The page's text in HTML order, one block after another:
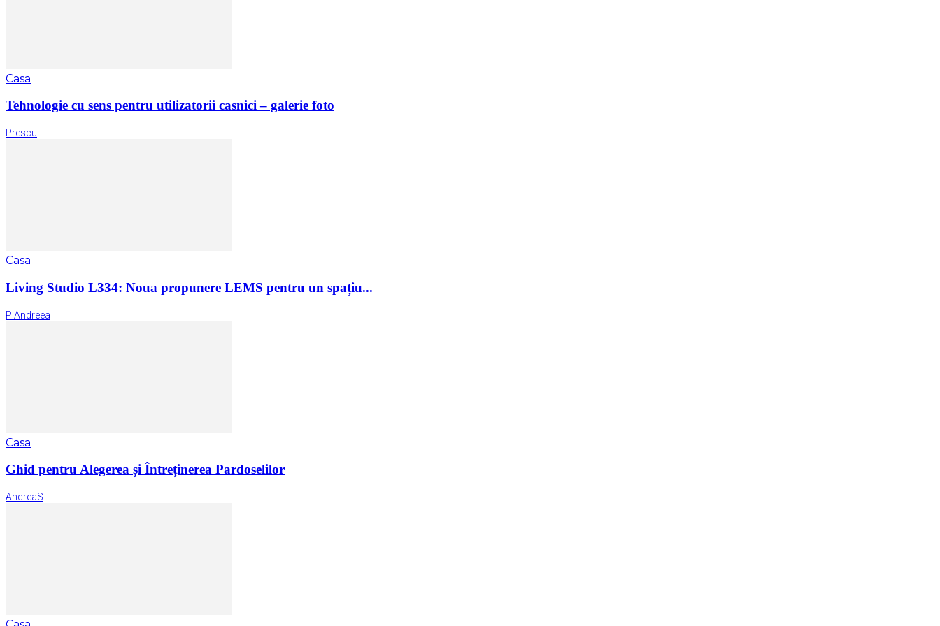
Casa
Tehnologie cu sens pentru utilizatorii casnici – galerie foto
Prescu
Casa
Living Studio L334: Noua propunere LEMS pentru un spațiu...
P Andreea
Casa
Ghid pentru Alegerea și Întreținerea Pardoselilor
AndreaS